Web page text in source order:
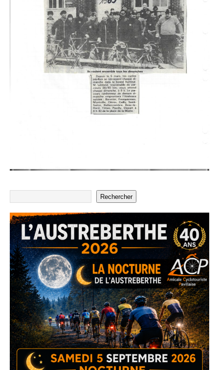
Rechercher